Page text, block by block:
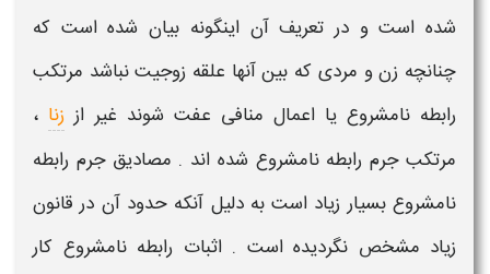
شده است و در تعریف آن اینگونه بیان شده است که
چنانچه زن و مردی که بین آنها علقه زوجیت نباشد مرتکب
رابطه نامشروع یا اعمال منافی عفت شوند غیر از زنا ،
مرتکب جرم رابطه نامشروع شده اند . مصادیق جرم رابطه
نامشروع بسیار زیاد است به دلیل آنکه حدود آن در قانون
زیاد مشخص نگردیده است . اثبات رابطه نامشروع کار